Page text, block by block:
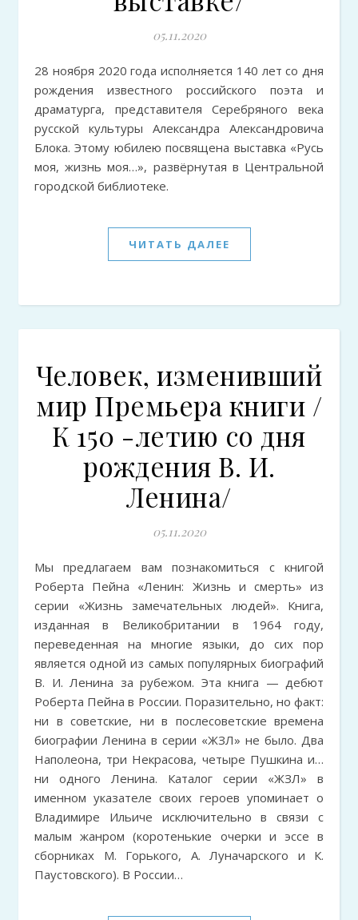
05.11.2020
28 ноября 2020 года исполняется 140 лет со дня
рождения известного российского поэта и
драматурга, представителя Серебряного века
русской культуры Александра Александровича
Блока. Этому юбилею посвящена выставка «Русь
моя, жизнь моя…», развёрнутая в Центральной
городской библиотеке.
ЧИТАТЬ ДАЛЕЕ
Человек, изменивший
мир Премьера книги /
К 150 -летию со дня
рождения В. И.
Ленина/
05.11.2020
Мы предлагаем вам познакомиться с книгой
Роберта Пейна «Ленин: Жизнь и смерть» из
серии «Жизнь замечательных людей». Книга,
изданная в Великобритании в 1964 году,
переведенная на многие языки, до сих пор
является одной из самых популярных биографий
В. И. Ленина за рубежом. Эта книга — дебют
Роберта Пейна в России. Поразительно, но факт:
ни в советские, ни в послесоветские времена
биографии Ленина в серии «ЖЗЛ» не было. Два
Наполеона, три Некрасова, четыре Пушкина и…
ни одного Ленина. Каталог серии «ЖЗЛ» в
именном указателе своих героев упоминает о
Владимире Ильиче исключительно в связи с
малым жанром (коротенькие очерки и эссе в
сборниках М. Горького, А. Луначарского и К.
Паустовского). В России…